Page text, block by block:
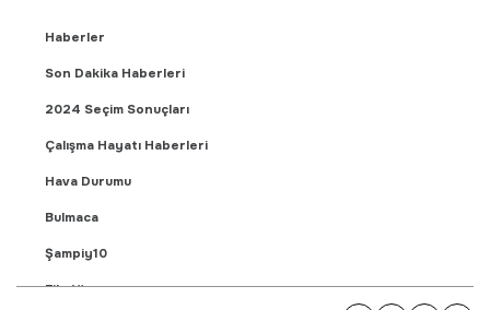
Haberler
Son Dakika Haberleri
2024 Seçim Sonuçları
Çalışma Hayatı Haberleri
Hava Durumu
Bulmaca
Şampiy10
Fikstür